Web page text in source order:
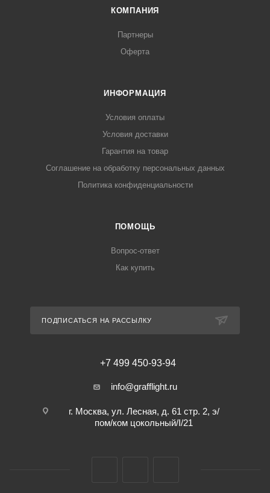
КОМПАНИЯ
Партнеры
Оферта
ИНФОРМАЦИЯ
Условия оплаты
Условия доставки
Гарантия на товар
Соглашение на обработку персональных данных
Политика конфиденциальности
ПОМОЩЬ
Вопрос-ответ
Как купить
ПОДПИСАТЬСЯ НА РАССЫЛКУ
+7 499 450-93-94
info@grafflight.ru
г. Москва, ул. Лесная, д. 61 стр. 2, э/
пом/ком цокольный/I/21